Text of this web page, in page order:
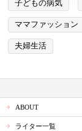
子どもの病気
ママファッション
夫婦生活
ABOUT
ライター一覧